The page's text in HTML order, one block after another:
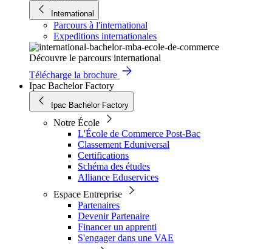
International
Parcours à l'international
Expeditions internationales
Découvre le parcours international
Télécharge la brochure
Ipac Bachelor Factory
Ipac Bachelor Factory
Notre École
L'École de Commerce Post-Bac
Classement Eduniversal
Certifications
Schéma des études
Alliance Eduservices
Espace Entreprise
Partenaires
Devenir Partenaire
Financer un apprenti
S'engager dans une VAE